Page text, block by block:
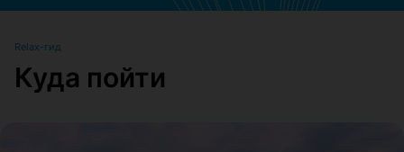
Relax-гид
Куда пойти